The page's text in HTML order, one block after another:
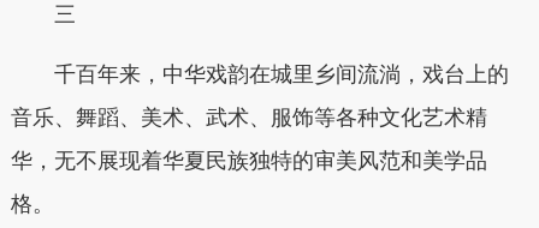
三
千百年来，中华戏韵在城里乡间流淌，戏台上的
音乐、舞蹈、美术、武术、服饰等各种文化艺术精
华，无不展现着华夏民族独特的审美风范和美学品
格。